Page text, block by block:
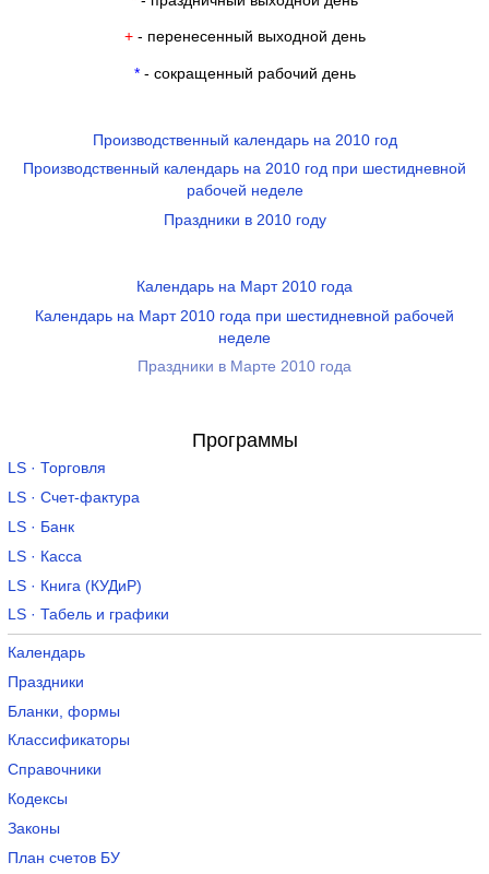
+- перенесенный выходной день
*- сокращенный рабочий день
Производственный календарь на 2010 год
Производственный календарь на 2010 год при шестидневной
рабочей неделе
Праздники в 2010 году
Календарь на Март 2010 года
Календарь на Март 2010 года при шестидневной рабочей
неделе
Праздники в Марте 2010 года
Программы
LS · Торговля
LS · Счет-фактура
LS · Банк
LS · Касса
LS · Книга (КУДиР)
LS · Табель и графики
Календарь
Праздники
Бланки, формы
Классификаторы
Справочники
Кодексы
Законы
План счетов БУ